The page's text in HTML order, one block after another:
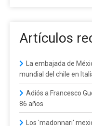
Artículos
La embajada de
mundial del chile en
Adiós a Francesco
86 años
Los 'madonnari'